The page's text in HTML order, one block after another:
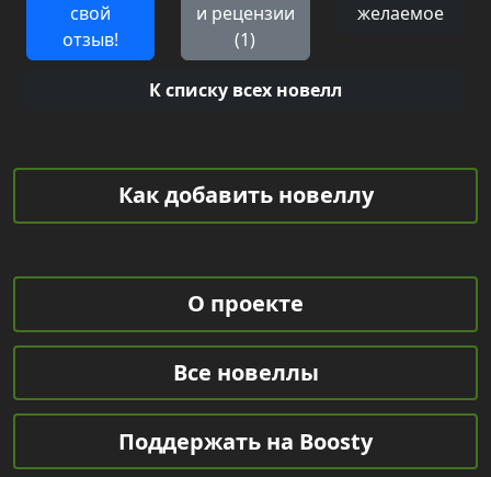
свой
отзыв!
и рецензии
(1)
желаемое
К списку всех новелл
Как добавить новеллу
О проекте
Все новеллы
Поддержать на Boosty